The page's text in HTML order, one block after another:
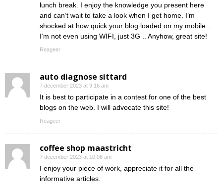
lunch break. I enjoy the knowledge you present here
and can’t wait to take a look when I get home. I’m
shocked at how quick your blog loaded on my mobile ..
I’m not even using WIFI, just 3G .. Anyhow, great site!
Reageer
auto diagnose sittard
7 december 2023 at 9:16 am
It is best to participate in a contest for one of the best
blogs on the web. I will advocate this site!
Reageer
coffee shop maastricht
7 december 2023 at 10:06 am
I enjoy your piece of work, appreciate it for all the
informative articles.